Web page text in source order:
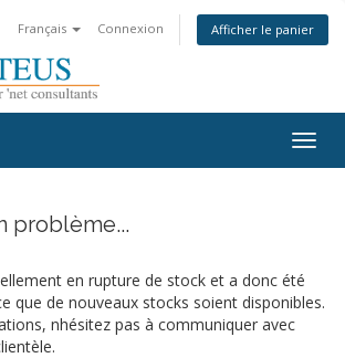
Français Connexion Afficher le panier
problème...
en rupture de stock et a donc été
que de nouveaux stocks soient disponibles.
nhésitez pas à communiquer avec